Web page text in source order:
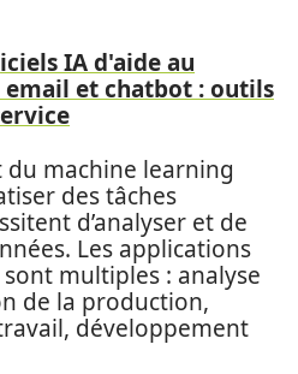
IA d'aide au
et chatbot : outils
du machine learning
des tâches
d’analyser et de
Les applications
multiples : analyse
de la production,
développement